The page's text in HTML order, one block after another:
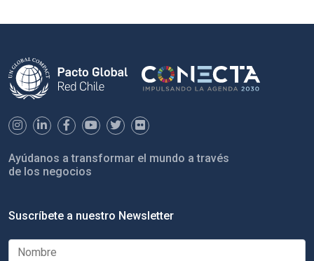
Ayúdanos a transformar el mundo a través
de los negocios
Suscríbete a nuestro Newsletter